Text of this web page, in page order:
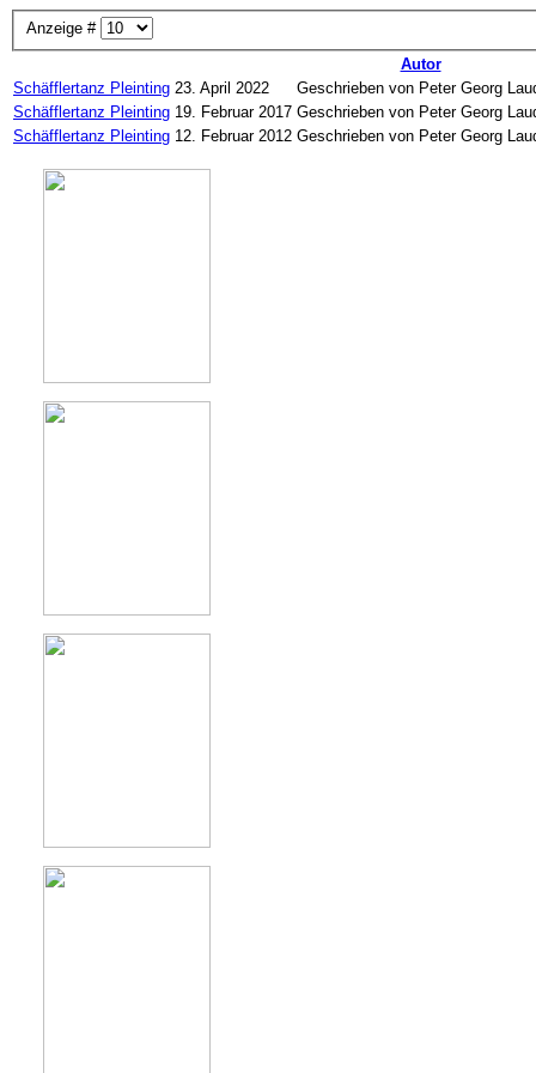
Anzeige #
Autor
Schäfflertanz Pleinting 23. April 2022
Geschrieben von Peter Georg
Schäfflertanz Pleinting 19. Februar 2017 Geschrieben von Peter Georg
Schäfflertanz Pleinting 12. Februar 2012 Geschrieben von Peter Georg